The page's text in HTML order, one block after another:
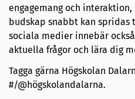
engagemang och
budskap snabbt kan spridas
sociala medier innebär
aktuella frågor och lära dig
Tagga gärna Högskolan
#/@högskolandalarna.